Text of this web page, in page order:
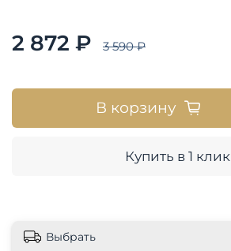
2 872 ₽ 3 590 ₽
В корзину
Купить в 1 клик
Выбрать